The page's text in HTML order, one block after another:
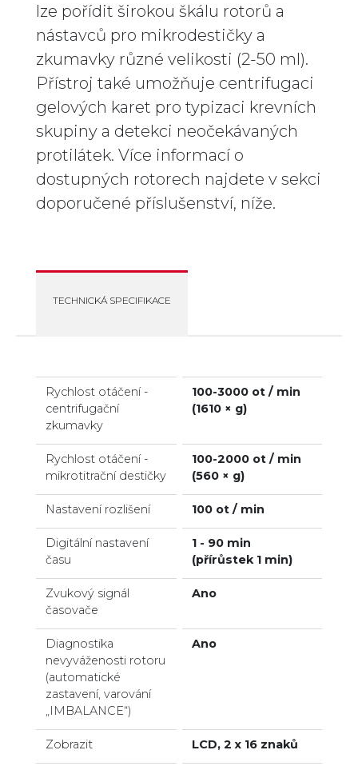
lze pořídit širokou škálu rotorů a
nástavců pro mikrodestičky a
zkumavky různé velikosti (2-50 ml).
Přístroj také umožňuje centrifugaci
gelových karet pro typizaci krevních
skupiny a detekci neočekávaných
protilátek. Více informací o
dostupných rotorech najdete v sekci
doporučené příslušenství, níže.
TECHNICKÁ SPECIFIKACE
Rychlost otáčení -
centrifugační
zkumavky
100-3000 ot / min
(1610 × g)
Rychlost otáčení -
mikrotitrační destičky
100-2000 ot / min
(560 × g)
Nastavení rozlišení 100 ot / min
Digitální nastavení
času
1 - 90 min
(přírůstek 1 min)
Zvukový signál
časovače
Ano
Diagnostika
nevyváženosti rotoru
(automatické
zastavení, varování
„IMBALANCE“)
Ano
Zobrazit LCD, 2 x 16 znaků